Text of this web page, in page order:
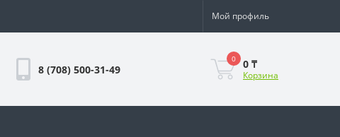
Мой профиль
8 (708) 500-31-49
0 0 ₸
Корзина